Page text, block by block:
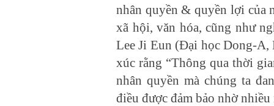
nhân quyền & quyền lợi
xã hội, văn hóa, cũng như
Lee Ji Eun (Đại học Dong-A,
xúc rằng “Thông qua thời
nhân quyền mà chúng ta
điều được đảm bảo nhờ